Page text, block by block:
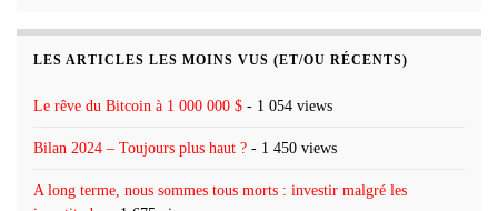
LES ARTICLES LES MOINS VUS (ET/OU RÉCENTS)
Le rêve du Bitcoin à 1 000 000 $ - 1 054 views
Bilan 2024 – Toujours plus haut ? - 1 450 views
A long terme, nous sommes tous morts : investir malgré les